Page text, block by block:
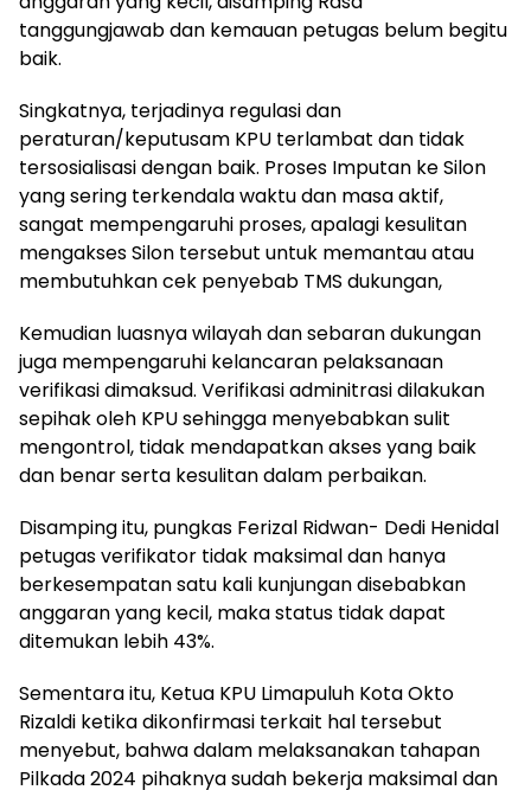
tanggungjawab dan kemauan petugas belum begitu
baik.
Singkatnya, terjadinya regulasi dan
peraturan/keputusam KPU terlambat dan tidak
tersosialisasi dengan baik. Proses Imputan ke Silon
yang sering terkendala waktu dan masa aktif,
sangat mempengaruhi proses, apalagi kesulitan
mengakses Silon tersebut untuk memantau atau
membutuhkan cek penyebab TMS dukungan,
Kemudian luasnya wilayah dan sebaran dukungan
juga mempengaruhi kelancaran pelaksanaan
verifikasi dimaksud. Verifikasi adminitrasi dilakukan
sepihak oleh KPU sehingga menyebabkan sulit
mengontrol, tidak mendapatkan akses yang baik
dan benar serta kesulitan dalam perbaikan.
Disamping itu, pungkas Ferizal Ridwan- Dedi Henidal
petugas verifikator tidak maksimal dan hanya
berkesempatan satu kali kunjungan disebabkan
anggaran yang kecil, maka status tidak dapat
ditemukan lebih 43%.
Sementara itu, Ketua KPU Limapuluh Kota Okto
Rizaldi ketika dikonfirmasi terkait hal tersebut
menyebut, bahwa dalam melaksanakan tahapan
Pilkada 2024 pihaknya sudah bekerja maksimal dan